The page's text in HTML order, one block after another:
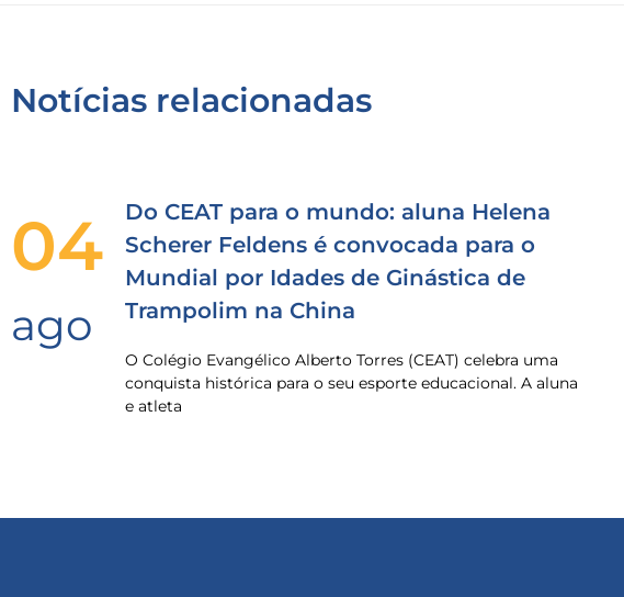
Notícias relacionadas
04
ago
Do CEAT para o mundo: aluna Helena
Scherer Feldens é convocada para o
Mundial por Idades de Ginástica de
Trampolim na China
O Colégio Evangélico Alberto Torres (CEAT) celebra uma
conquista histórica para o seu esporte educacional. A aluna
e atleta